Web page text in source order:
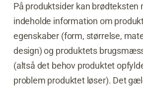
På produktsider kan brødteksten
indeholde information om
egenskaber (form, størrelse,
design) og produktets
(altså det behov produktet
problem produktet løser). Det